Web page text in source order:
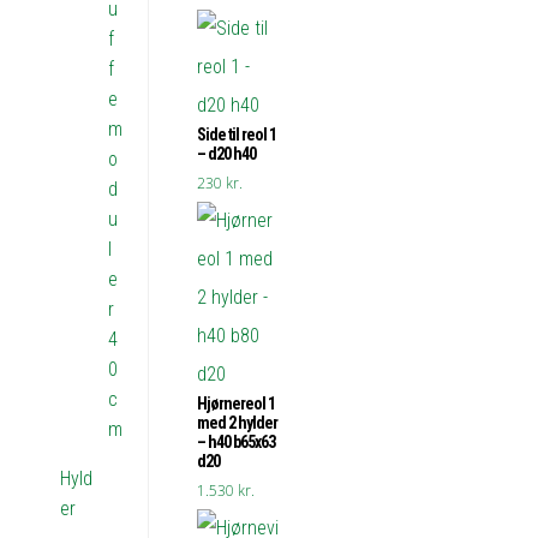
Side til reol 1
– d20 h40
230 kr.
Hjørnereol 1
med 2 hylder
– h40 b65x63
d20
1.530 kr.
u
f
f
e
m
o
d
u
l
e
r
4
0
c
m
Hyld
er